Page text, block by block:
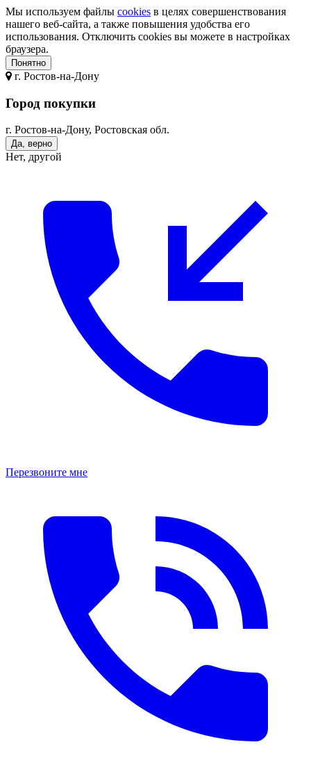
Мы используем файлы cookies в целях совершенствования
нашего веб-сайта, а также повышения удобства его
использования. Отключить cookies вы можете в настройках
браузера.
Понятно
г. Ростов-на-Дону
Город покупки
г. Ростов-на-Дону, Ростовская обл.
Да, верно
Нет, другой
Перезвоните мне